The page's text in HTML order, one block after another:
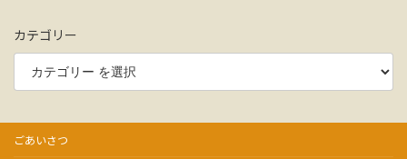
カテゴリー
ごあいさつ